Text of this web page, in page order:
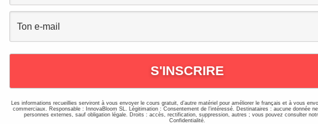
JE M'INSCRIS!
Les informations recueillies serviront à vous envoyer le cours gratuit, d’autre matériel pour améliorer le français et à vous
commerciaux. Responsable : InnovaBloom SL. Légitimation : Consentement de l’intéressé. Destinataires : aucune donnée
personnes externes, sauf obligation légale. Droits : accès, rectification, suppression, autres ; vous pouvez consulter
Confidentialité.